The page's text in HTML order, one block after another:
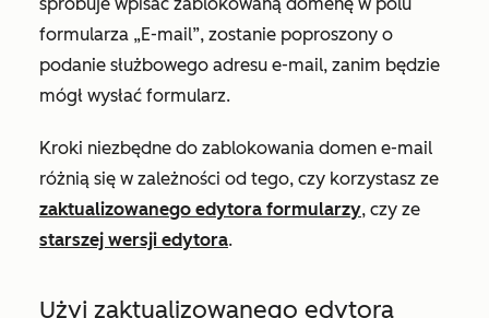
formularza „E-mail”, zostanie poproszony o
podanie służbowego adresu e-mail, zanim będzie
mógł wysłać formularz.
Kroki niezbędne do zablokowania domen e-mail
różnią się w zależności od tego, czy korzystasz ze
zaktualizowanego edytora formularzy, czy ze
starszej wersji edytora.
Użyj zaktualizowanego edytora